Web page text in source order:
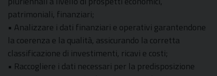
patrimoniali, finanziari;
• Analizzare i dati finanziari e operativi garantendone
la coerenza e la qualità, assicurando la corretta
classificazione di investimenti, ricavi e costi;
• Raccogliere i dati necessari per la predisposizione